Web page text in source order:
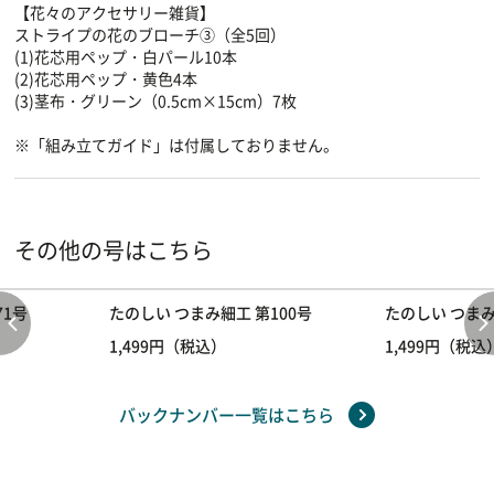
【花々のアクセサリー雑貨】
ストライプの花のブローチ③（全5回）
(1)花芯用ペップ・白パール10本
(2)花芯用ペップ・黄色4本
(3)茎布・グリーン（0.5cm×15cm）7枚
※「組み立てガイド」は付属しておりません。
その他の号はこちら
号
たのしい つまみ細工 第100号
1,499円（税込）
たのしい つま
1,499円（税込
バックナンバー一覧はこちら